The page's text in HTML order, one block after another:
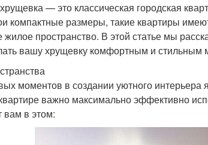
— это классическая городская
компактные размеры, такие квартиры
пространство. В этой статье мы
вашу хрущевку комфортным и стильным
моментов в создании уютного интерьера
важно максимально эффективно
вам в этом: